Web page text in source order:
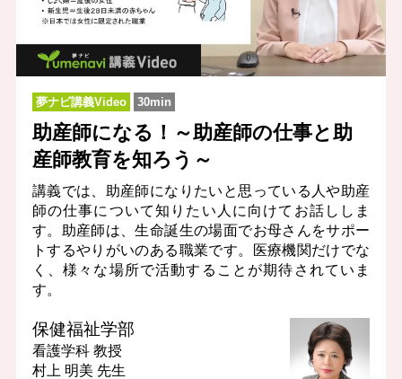
夢ナビ講義Video 30min
助産師になる！～助産師の仕事と助
産師教育を知ろう～
講義では、助産師になりたいと思っている人や助産
師の仕事について知りたい人に向けてお話ししま
す。助産師は、生命誕生の場面でお母さんをサポー
トするやりがいのある職業です。医療機関だけでな
く、様々な場所で活動することが期待されていま
す。
保健福祉学部
看護学科 教授
村上 明美 先生